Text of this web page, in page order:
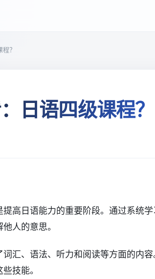
？
日语四级课程？
提高日语能力的重要阶段。通过系统
人的意思。
词汇、语法、听力和阅读等方面的内
技能。